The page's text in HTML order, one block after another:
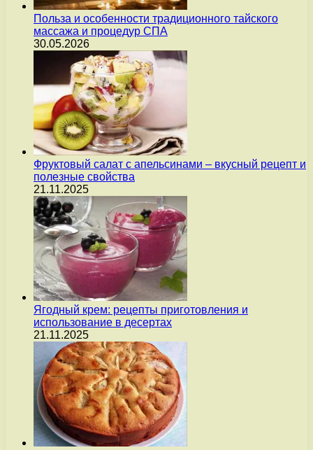
Польза и особенности традиционного тайского
массажа и процедур СПА
30.05.2026
Фруктовый салат с апельсинами – вкусный рецепт и
полезные свойства
21.11.2025
Ягодный крем: рецепты приготовления и
использование в десертах
21.11.2025